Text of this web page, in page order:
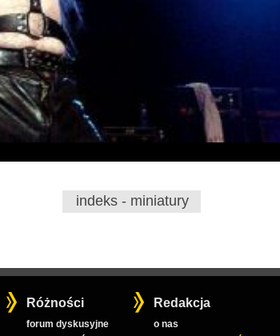
indeks - miniatury
Różności
forum dyskusyjne
Redakcja
o nas